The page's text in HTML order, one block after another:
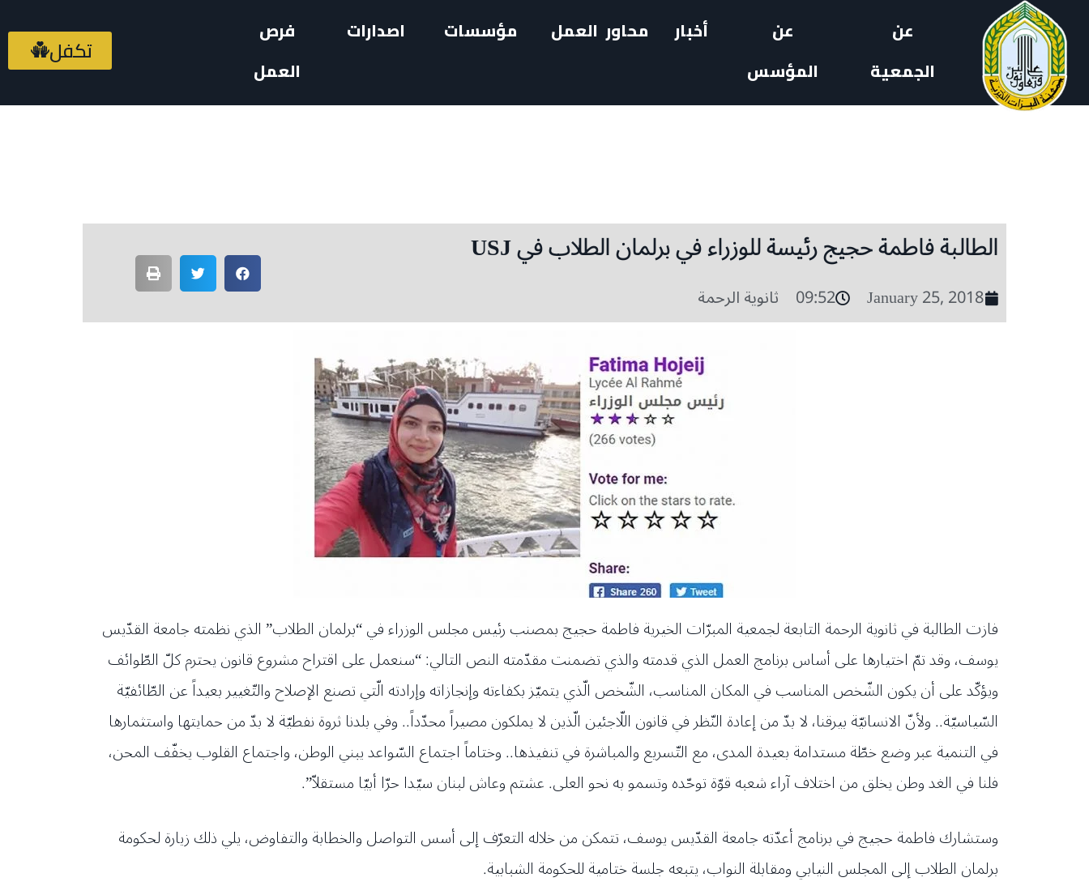
عن
الجمعية
عن
المؤسس
أخبار محاور العمل مؤسسات اصدارات
فرص
العمل
تكفل
الطالبة فاطمة حجيج رئيسة للوزراء في برلمان الطلاب في USJ
January 25, 2018
09:52 ثانوية الرحمة
فازت الطالبة في ثانوية الرحمة التابعة لجمعية المبرّات الخيرية فاطمة حجيج بمصنب رئيس مجلس الوزراء في “برلمان الطلاب” الذي نظمته جامعة القدّيس
يوسف، وقد تمّ اختيارها على أساس برنامج العمل الذي قدمته والذي تضمنت مقدّمته النص التالي: “سنعمل على اقتراح مشروع قانون يحترم كلّ الطّوائف
ويؤكّد على أن يكون الشّخص المناسب في المكان المناسب، الشّخص الّذي يتميّز بكفاءته وإنجازاته وإرادته الّتي تصنع الإصلاح والتّغيير بعيداً عن الطّائفيّة
السّياسيّة.. ولأنّ الانسانيّة بيرقنا، لا بدّ من إعادة النّظر في قانون اللّاجئين الّذين لا يملكون مصيراً محدّداً.. وفي بلدنا ثروة نفطيّة لا بدّ من حمايتها واستثمارها
في التنمية عبر وضع خطّة مستدامة بعيدة المدى، مع التّسريع والمباشرة في تنفيذها.. وختاماً اجتماع السّواعد يبني الوطن، واجتماع القلوب يخفّف المحن،
فلنا في الغد وطن يخلق من اختلاف آراء شعبه قوّة توحّده وتسمو به نحو العلى. عشتم وعاش لبنان سيّدا حرّا أبيّا مستقلاّ”.
وستشارك فاطمة حجيج في برنامج أعدّته جامعة القدّيس يوسف، تتمكن من خلاله التعرّف إلى أسس التواصل والخطابة والتفاوض، يلي ذلك زيارة لحكومة
برلمان الطلاب إلى المجلس النيابي ومقابلة النواب، يتبعه جلسة ختامية للحكومة الشبابية.